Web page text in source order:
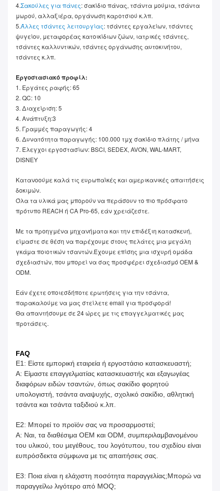
4.Σακούλες για πάνες: σακίδιο πάνας, τσάντα μούμια, τσάντα
μωρού, αλλαξιέρα, οργάνωση καροτσιού κ.λπ.
5.Άλλες τσάντες λειτουργίας: τσάντες εργαλείων, τσάντες
ψυγείου, μεταφορέας κατοικίδιων ζώων, ιατρικές τσάντες,
τσάντες καλλυντικών, τσάντες οργάνωσης αυτοκινήτου,
τσάντες κ.λπ.
Εργοστασιακό προφίλ:
1. Εργάτες ραφής: 65
2. QC: 10
3. Διαχείριση: 5
4. Ανάπτυξη:3
5. Γραμμές παραγωγής: 4
6. Δυνατότητα παραγωγής: 100.000 τμχ σακίδιο πλάτης / μήνα
7. Έλεγχοι εργοστασίων: BSCI, SEDEX, AVON, WAL-MART,
DISNEY
Κατανοούμε καλά τις ευρωπαϊκές και αμερικανικές απαιτήσεις
δοκιμών.
Όλα τα υλικά μας μπορούν να περάσουν το πιο πρόσφατο
πρότυπο REACH ή CA Pro-65, εάν χρειάζεστε.
Με τα προηγμένα μηχανήματα και την επιδέξιη κατασκευή,
είμαστε σε θέση να παρέχουμε στους πελάτες μια μεγάλη
γκάμα ποιοτικών τσαντών.Έχουμε επίσης μια ισχυρή ομάδα
σχεδιαστών, που μπορεί να σας προσφέρει σχεδιασμό OEM &
ODM.
Εάν έχετε οποιεσδήποτε ερωτήσεις για την τσάντα,
παρακαλούμε να μας στείλετε email για προσφορά!
Θα απαντήσουμε σε 24 ώρες με τις επαγγελματικές μας
προτάσεις.
FAQ
Ε1: Είστε εμπορική εταιρεία ή εργοστάσιο κατασκευαστή;
Α: Είμαστε επαγγελματίας κατασκευαστής και εξαγωγέας
διαφόρων ειδών τσαντών, όπως σακίδιο φορητού
υπολογιστή, τσάντα αναψυχής, σχολικό σακίδιο, αθλητική
τσάντα και τσάντα ταξιδιού κ.λπ.
Ε2: Μπορεί το προϊόν σας να προσαρμοστεί;
Α: Ναι, τα διαθέσιμα OEM και ODM, συμπεριλαμβανομένου
του υλικού, του μεγέθους, του λογότυπου, του σχεδίου είναι
ευπρόσδεκτα σύμφωνα με τις απαιτήσεις σας.
Ε3: Ποια είναι η ελάχιστη ποσότητα παραγγελίας;Μπορώ να
παραγγείλω λιγότερο από MOQ;